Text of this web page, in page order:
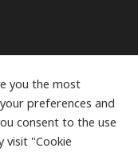
you the most
preferences and
consent to the use
visit "Cookie